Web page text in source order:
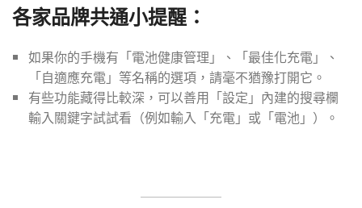
各家品牌共通小提醒：
如果你的手機有「電池健康管理」、「最佳化充電」、
「自適應充電」等名稱的選項，請毫不猶豫打開它。
有些功能藏得比較深，可以善用「設定」內建的搜尋欄
輸入關鍵字試試看（例如輸入「充電」或「電池」）。